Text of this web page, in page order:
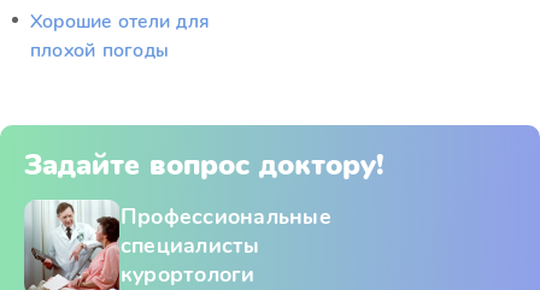
Хорошие отели для
плохой погоды
Задайте вопрос доктору!
Профессиональные
специалисты
курортологи